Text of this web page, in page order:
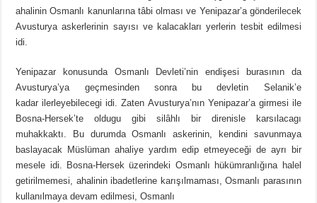
ahalinin Osmanlı kanunlarına tâbi olması ve Yenipazar’a gönderilecek
Avusturya askerlerinin sayısı ve kalacakları yerlerin tesbit edilmesi
idi.
Yenipazar konusunda Osmanlı Devleti’nin endişesi burasının da
Avusturya’ya geçmesinden sonra bu devletin Selanik’e
kadar ilerleyebilecegi idi. Zaten Avusturya’nın Yenipazar’a girmesi ile
Bosna-Hersek’te oldugu gibi silâhlı bir direnisle karsılacagı
muhakkaktı. Bu durumda Osmanlı askerinin, kendini savunmaya
baslayacak Müslüman ahaliye yardım edip etmeyeceği de ayrı bir
mesele idi. Bosna-Hersek üzerindeki Osmanlı hükümranlığına halel
getirilmemesi, ahalinin ibadetlerine karışılmaması, Osmanlı parasının
kullanılmaya devam edilmesi, Osmanlı